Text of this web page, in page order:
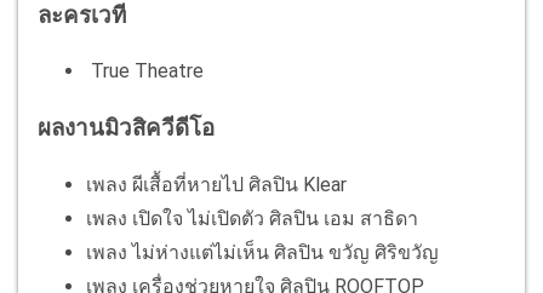
ละครเวที​
​ True Theatre
ผลงานมิวสิควีดีโอ
เพลง​ ผีเสื้อที่หายไป​ ศิลปิน​ Klear
เพลง​ เปิดใจ​ ไม่เปิดตัว ศิลปิน​ เอม​ สาธิดา
เพลง​ ไม่ห่างแต่ไม่เห็น ศิลปิน​ ขวัญ​ ศิริขวัญ
เพลง​ เครื่องช่วยหายใจ​ ศิลปิน​ ROOFTOP